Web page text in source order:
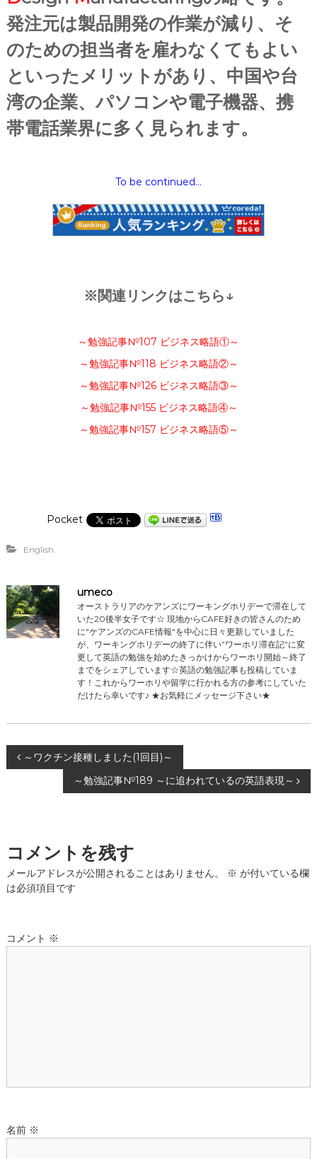
発注元は製品開発の作業が減り、そ
のための担当者を雇わなくてもよい
といったメリットがあり、中国や台
湾の企業、パソコンや電子機器、携
帯電話業界に多く見られます。
To be continued…
※関連リンクはこちら↓
～勉強記事№107 ビジネス略語①～
～勉強記事№118 ビジネス略語②～
～勉強記事№126 ビジネス略語③～
～勉強記事№155 ビジネス略語④～
～勉強記事№157 ビジネス略語⑤～
Pocket
English
umeco
オーストラリアのケアンズにワーキングホリデーで滞在して
いた20後半女子です☆ 現地からCAFE好きの皆さんのため
に"ケアンズのCAFE情報"を中心に日々更新していました
が、ワーキングホリデーの終了に伴い”ワーホリ滞在記”に変
更して英語の勉強を始めたきっかけからワーホリ開始～終了
までをシェアしています☆英語の勉強記事も投稿していま
す！これからワーホリや留学に行かれる方の参考にしていた
だけたら幸いです♪ ★お気軽にメッセージ下さい★
投
ビ
ゲ
シ
～ワクチン接種しました(1回目)～
～勉強記事№189 ～に追われているの英語表現～
コメントを残す
メールアドレスが公開されることはありません。 ※ が付いている欄
は必須項目です
コメント ※
名前 ※